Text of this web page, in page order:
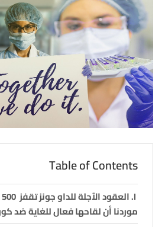
Table of Contents
موردنا أن لقاحها فعال للغاية ضد